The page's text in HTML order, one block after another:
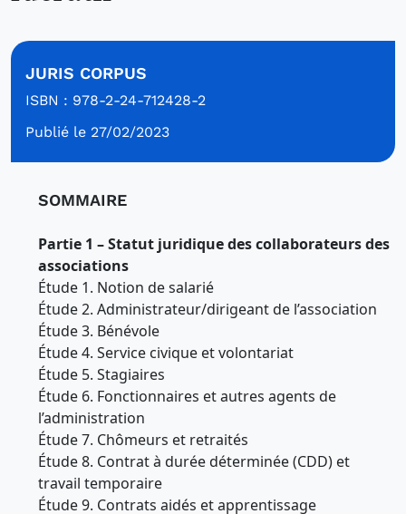
JURIS CORPUS
ISBN : 978-2-24-712428-2
Publié le 27/02/2023
SOMMAIRE
Partie 1 – Statut juridique des collaborateurs des
associations
Étude 1. Notion de salarié
Étude 2. Administrateur/dirigeant de l’association
Étude 3. Bénévole
Étude 4. Service civique et volontariat
Étude 5. Stagiaires
Étude 6. Fonctionnaires et autres agents de
l’administration
Étude 7. Chômeurs et retraités
Étude 8. Contrat à durée déterminée (CDD) et
travail temporaire
Étude 9. Contrats aidés et apprentissage